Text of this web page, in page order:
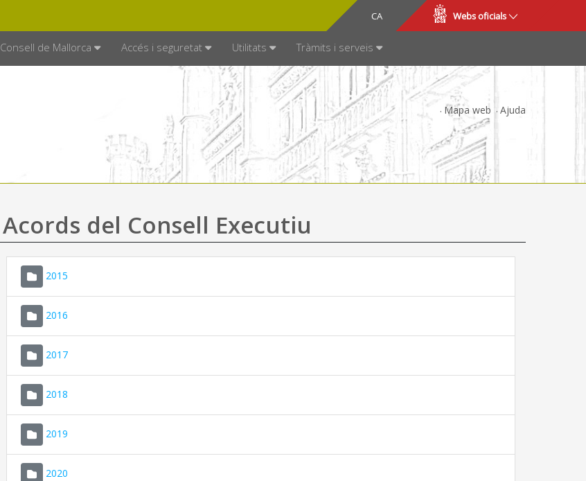
CA
ES Webs oficials
Consell de Mallorca Accés i seguretat Utilitats Tràmits i serveis
Mapa web Ajuda
Acords del Consell Executiu
2015
2016
2017
2018
2019
2020